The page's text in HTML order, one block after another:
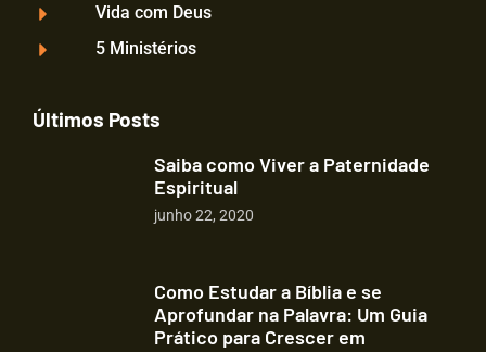
Vida com Deus
5 Ministérios
Últimos Posts
Saiba como Viver a Paternidade
Espiritual
junho 22, 2020
Como Estudar a Bíblia e se
Aprofundar na Palavra: Um Guia
Prático para Crescer em